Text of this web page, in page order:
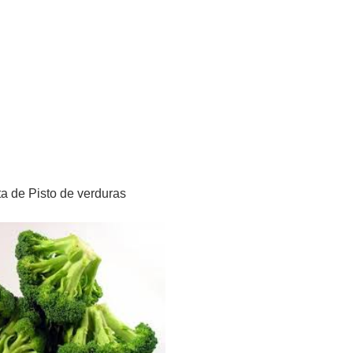
de Pisto de verduras